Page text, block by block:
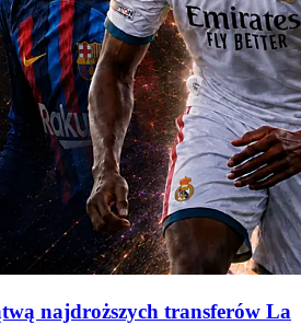
najdroższych transferów La